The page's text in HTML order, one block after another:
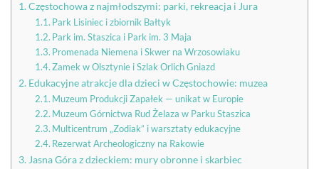
Częstochowa z najmłodszymi: parki, rekreacja i Jura
Park Lisiniec i zbiornik Bałtyk
Park im. Staszica i Park im. 3 Maja
Promenada Niemena i Skwer na Wrzosowiaku
Zamek w Olsztynie i Szlak Orlich Gniazd
Edukacyjne atrakcje dla dzieci w Częstochowie: muzea
Muzeum Produkcji Zapałek — unikat w Europie
Muzeum Górnictwa Rud Żelaza w Parku Staszica
Multicentrum „Zodiak” i warsztaty edukacyjne
Rezerwat Archeologiczny na Rakowie
Jasna Góra z dzieckiem: mury obronne i skarbiec